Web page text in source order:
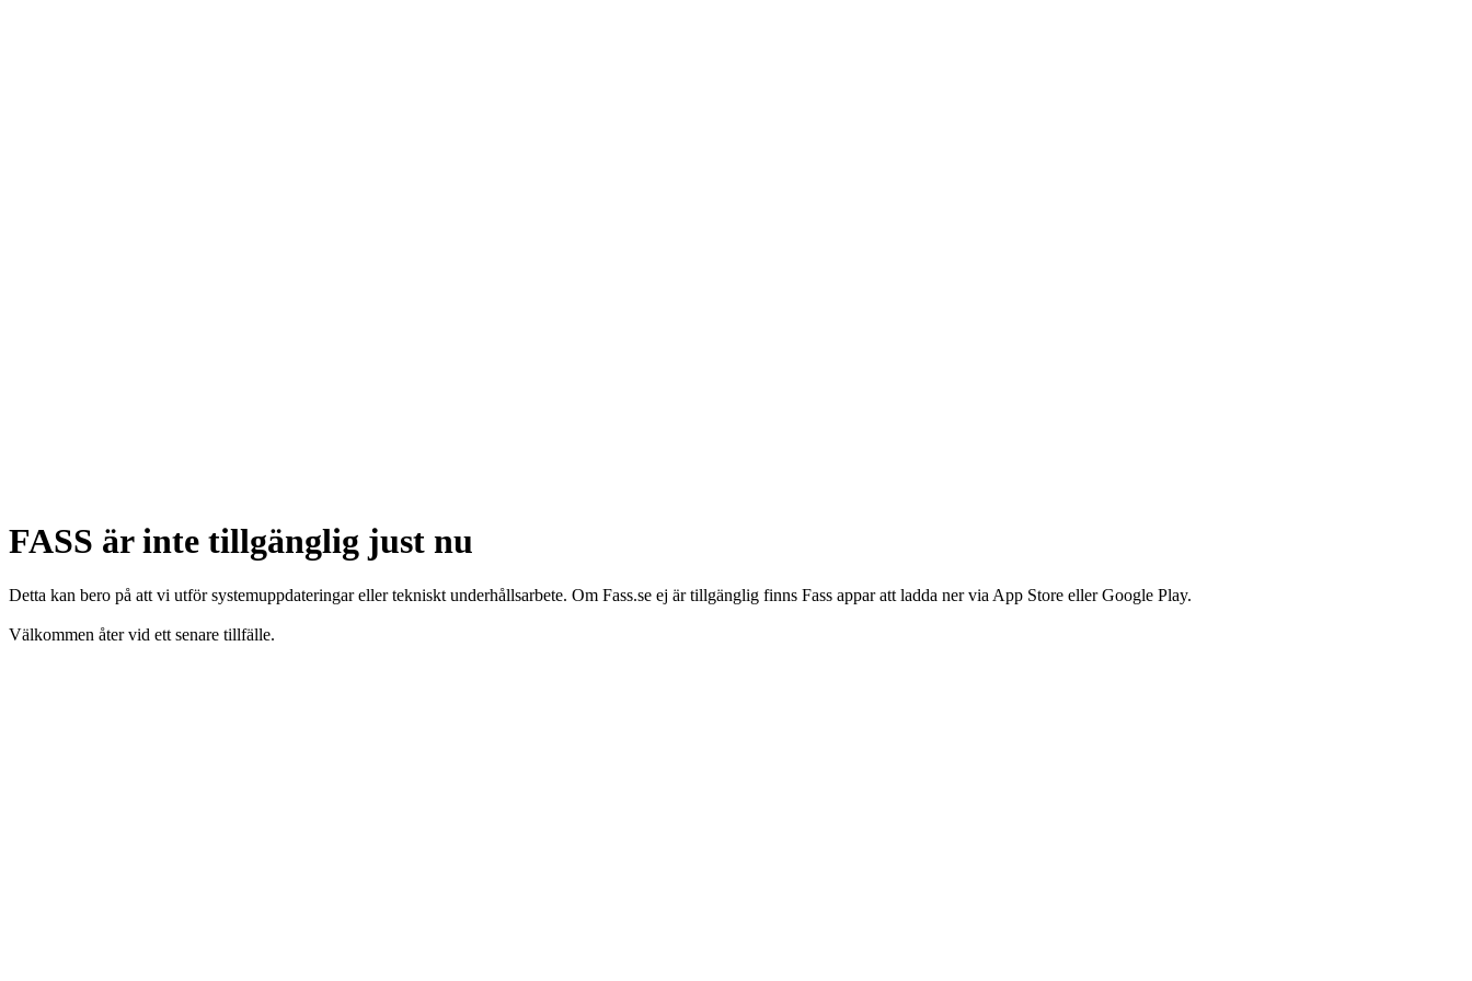
FASS är inte tillgänglig just nu
Detta kan bero på att vi utför systemuppdateringar eller tekniskt underhållsarbete. Om Fass.se ej är tillgänglig finns Fass appar att ladda ner via App Store eller Google Play.
Välkommen åter vid ett senare tillfälle.